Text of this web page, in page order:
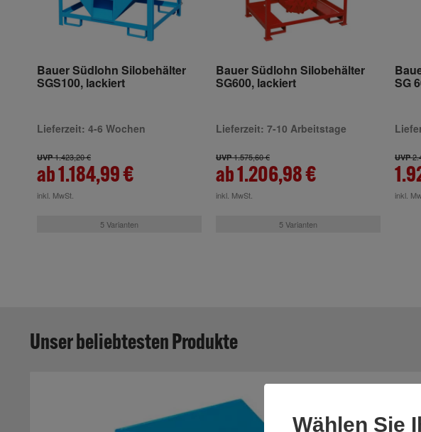
Bauer Südlohn Silobehälter
SGS100, lackiert
Lieferzeit: 4-6 Wochen
UVP1.423,20 €
ab 1.184,99 €
inkl. MwSt.
5 Varianten
Bauer Südlohn Silobehälter
SG600, lackiert
Lieferzeit: 7-10 Arbeitstage
UVP1.575,60 €
ab 1.206,98 €
inkl. MwSt.
5 Varianten
SG
UVP
inkl.
Unser beliebtesten Produkte
Wählen Sie